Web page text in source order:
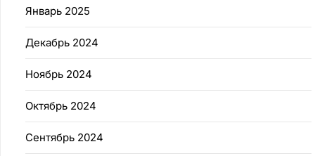
Январь 2025
Декабрь 2024
Ноябрь 2024
Октябрь 2024
Сентябрь 2024